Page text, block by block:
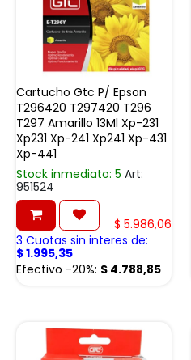
Cartucho Gtc P/ Epson
T296420 T297420 T296
T297 Amarillo 13Ml Xp-231
Xp231 Xp-241 Xp241 Xp-431
Xp-441
Stock inmediato: 5 Art:
951524
$ 5.986,06
3 Cuotas sin interes de:
$1.995,35
Efectivo -20%: $ 4.788,85